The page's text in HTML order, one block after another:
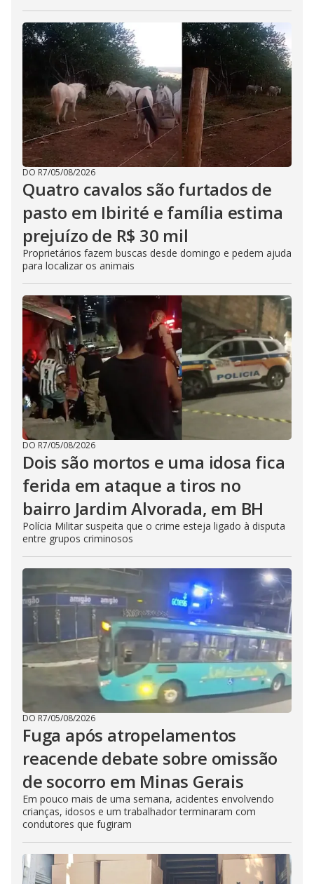
DO R7/05/08/2026
Quatro cavalos são furtados de
pasto em Ibirité e família estima
prejuízo de R$ 30 mil
Proprietários fazem buscas desde domingo e pedem ajuda
para localizar os animais
DO R7/05/08/2026
Dois são mortos e uma idosa fica
ferida em ataque a tiros no
bairro Jardim Alvorada, em BH
Polícia Militar suspeita que o crime esteja ligado à disputa
entre grupos criminosos
DO R7/05/08/2026
Fuga após atropelamentos
reacende debate sobre omissão
de socorro em Minas Gerais
Em pouco mais de uma semana, acidentes envolvendo
crianças, idosos e um trabalhador terminaram com
condutores que fugiram